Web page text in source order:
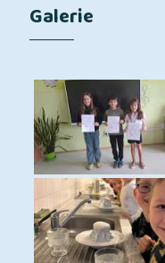
Galerie